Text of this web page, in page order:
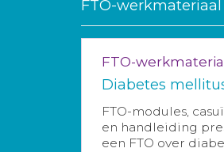
FTO-werkmateriaal
FTO-
Diabetes
FTO-modules,
en handleiding
een FTO over